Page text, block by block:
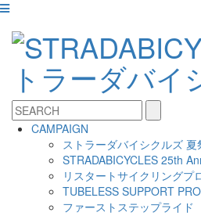
CAMPAIGN
ストラーダバイシクルズ 夏
STRADABICYCLES 25th
リスタートサイクリングプ
TUBELESS SUPPORT
ファーストステップライド